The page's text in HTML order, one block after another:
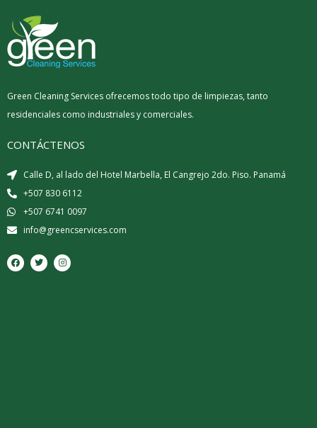
Green Cleaning Services ofrecemos todo tipo de limpiezas, tanto
residenciales como industriales y comerciales.
CONTÁCTENOS
Calle D, al lado del Hotel Marbella, El Cangrejo 2do. Piso. Panamá
+507 830 6112
+507 6741 0097
info@greencservices.com
F
a
c
T
w
i
I
n
s